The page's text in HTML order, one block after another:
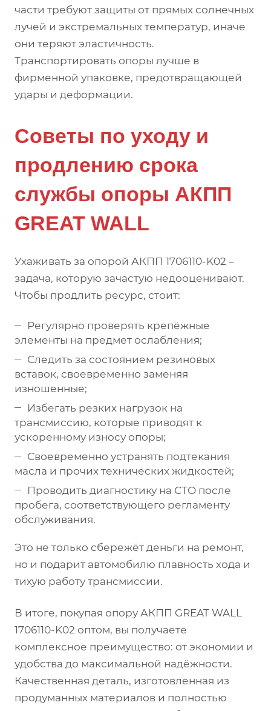
части требуют защиты от прямых солнечных
лучей и экстремальных температур, иначе
они теряют эластичность.
Транспортировать опоры лучше в
фирменной упаковке, предотвращающей
удары и деформации.
Советы по уходу и
продлению срока
службы опоры АКПП
GREAT WALL
Ухаживать за опорой АКПП 1706110-K02 –
задача, которую зачастую недооценивают.
Чтобы продлить ресурс, стоит:
Регулярно проверять крепёжные
элементы на предмет ослабления;
Следить за состоянием резиновых
вставок, своевременно заменяя
изношенные;
Избегать резких нагрузок на
трансмиссию, которые приводят к
ускоренному износу опоры;
Своевременно устранять подтекания
масла и прочих технических жидкостей;
Проводить диагностику на СТО после
пробега, соответствующего регламенту
обслуживания.
Это не только сбережёт деньги на ремонт,
но и подарит автомобилю плавность хода и
тихую работу трансмиссии.
В итоге, покупая опору АКПП GREAT WALL
1706110-K02 оптом, вы получаете
комплексное преимущество: от экономии и
удобства до максимальной надёжности.
Качественная деталь, изготовленная из
продуманных материалов и полностью